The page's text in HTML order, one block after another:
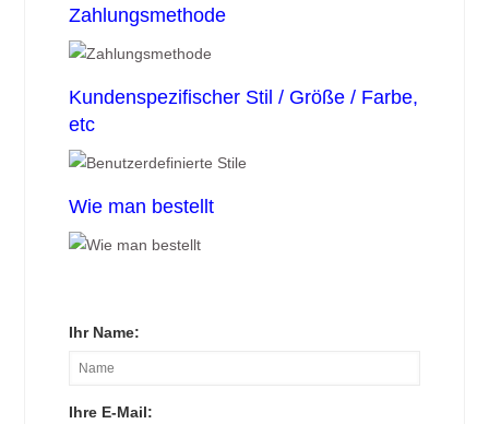
Zahlungsmethode
Kundenspezifischer Stil / Größe / Farbe,
etc
Wie man bestellt
Ihr Name:
Ihre E-Mail: